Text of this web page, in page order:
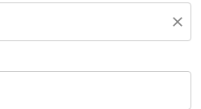
close